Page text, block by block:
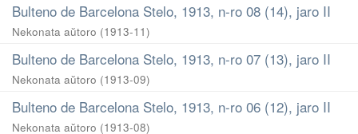
Bulteno de Barcelona Stelo, 1913, n-ro 08 (14), jaro II
Nekonata aŭtoro (1913-11)
Bulteno de Barcelona Stelo, 1913, n-ro 07 (13), jaro II
Nekonata aŭtoro (1913-09)
Bulteno de Barcelona Stelo, 1913, n-ro 06 (12), jaro II
Nekonata aŭtoro (1913-08)